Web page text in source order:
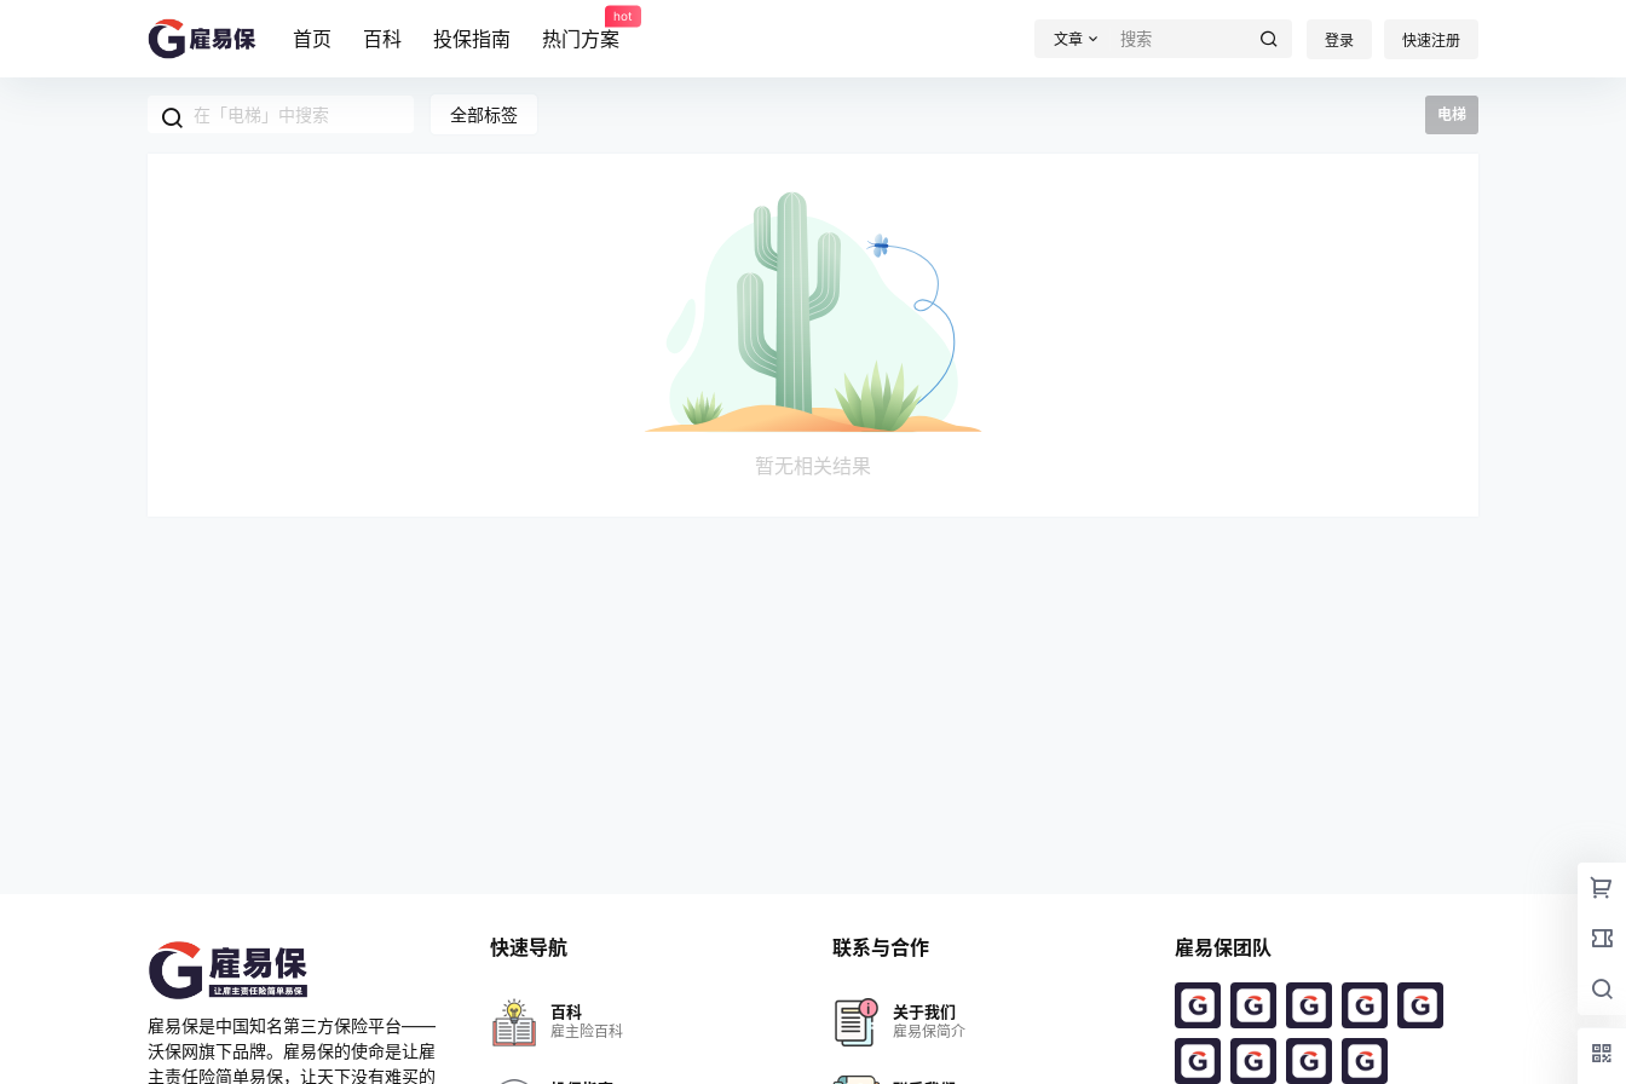
首页 百科 投保指南 热门方案
hot
文章 登录 快速注册
全部标签 电梯
暂无相关结果
雇易保是中国知名第三方保险平台——
沃保网旗下品牌。雇易保的使命是让雇
主责任险简单易保，让天下没有难买的
快速导航
百科
雇主险百科
联系与合作
关于我们
雇易保简介
雇易保团队